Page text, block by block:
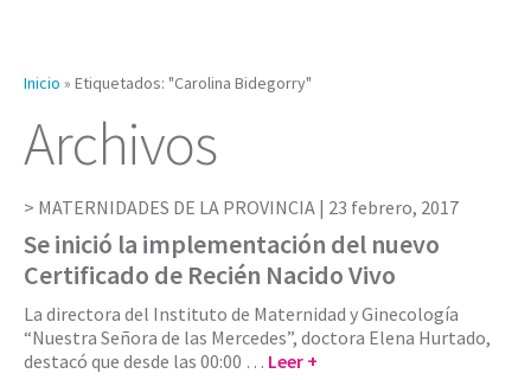
Inicio » Etiquetados: "Carolina Bidegorry"
Archivos
MATERNIDADES DE LA PROVINCIA | 23 febrero, 2017
Se inició la implementación del nuevo
Certificado de Recién Nacido Vivo
La directora del Instituto de Maternidad y Ginecología
“Nuestra Señora de las Mercedes”, doctora Elena Hurtado,
destacó que desde las 00:00 … Leer +